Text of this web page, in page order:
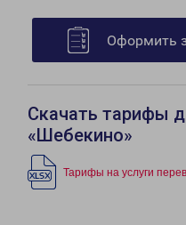
Оформить
Скачать тарифы
«Шебекино»
Тарифы на услуги